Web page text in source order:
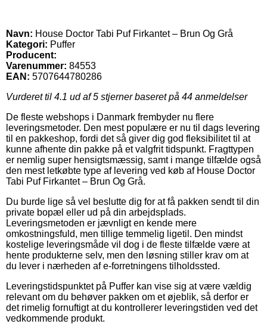
Navn: House Doctor Tabi Puf Firkantet – Brun Og Grå
Kategori: Puffer
Producent:
Varenummer: 84553
EAN: 5707644780286
Vurderet til 4.1 ud af 5 stjerner baseret på 44 anmeldelser
De fleste webshops i Danmark frembyder nu flere
leveringsmetoder. Den mest populære er nu til dags levering
til en pakkeshop, fordi det så giver dig god fleksibilitet til at
kunne afhente din pakke på et valgfrit tidspunkt. Fragttypen
er nemlig super hensigtsmæssig, samt i mange tilfælde også
den mest letkøbte type af levering ved køb af House Doctor
Tabi Puf Firkantet – Brun Og Grå.
Du burde lige så vel beslutte dig for at få pakken sendt til din
private bopæl eller ud på din arbejdsplads.
Leveringsmetoden er jævnligt en kende mere
omkostningsfuld, men tillige temmelig ligetil. Den mindst
kostelige leveringsmåde vil dog i de fleste tilfælde være at
hente produkterne selv, men den løsning stiller krav om at
du lever i nærheden af e-forretningens tilholdssted.
Leveringstidspunktet på Puffer kan vise sig at være vældig
relevant om du behøver pakken om et øjeblik, så derfor er
det rimelig fornuftigt at du kontrollerer leveringstiden ved det
vedkommende produkt.